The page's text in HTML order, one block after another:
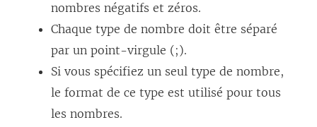
nombres négatifs et zéros.
Chaque type de nombre doit être séparé
par un point-virgule (;).
Si vous spécifiez un seul type de nombre,
le format de ce type est utilisé pour tous
les nombres.